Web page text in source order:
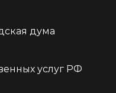
дума
услуг РФ